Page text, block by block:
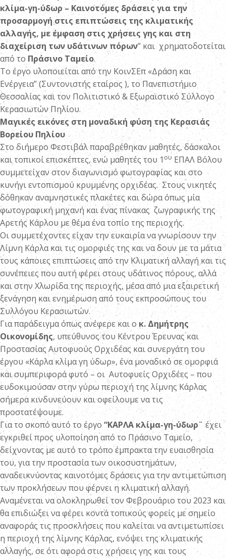
κλίμα-γη-ύδωρ – Καινοτόμες δράσεις για την
προσαρμογή στις επιπτώσεις της κλιματικής
αλλαγής, με έμφαση στις χρήσεις γης και στη
διαχείριση των υδάτινων πόρων” και χρηματοδοτείται
από το Πράσινο Ταμείο.
Το έργο υλοποιείται από την ΚοινΣΕπ «Δράση και
Ενέργεια” (Συντονιστής εταίρος ), το Πανεπιστήμιο
Θεσσαλίας και τον Πολιτιστικό & Εξωραϊστικό Σύλλογο
Κερασιωτών Πηλίου.
Μαγικές εικόνες στη μοναδική φύση της Κερασιάς
Βορείου Πηλίου
Στο διήμερο Φεστιβάλ παραβρέθηκαν μαθητές, δάσκαλοι
και τοπικοί επισκέπτες, ενώ μαθητές του 1ου ΕΠΑΛ Βόλου
συμμετείχαν στον διαγωνισμό φωτογραφίας και στο
κυνήγι εντοπισμού κρυμμένης ορχιδέας. Στους νικητές
δόθηκαν αναμνηστικές πλακέτες και δώρα όπως μία
φωτογραφική μηχανή και ένας πίνακας ζωγραφικής της
Αρετής Κάρλου με θέμα ένα τοπίο της περιοχής.
Οι συμμετέχοντες είχαν την ευκαιρία να γνωρίσουν την
Λίμνη Κάρλα και τις ομορφιές της και να δουν με τα μάτια
τους κάποιες επιπτώσεις από την Κλιματική αλλαγή και τις
συνέπειες που αυτή φέρει στους υδάτινος πόρους, αλλά
και στην Χλωρίδα της περιοχής, μέσα από μια εξαιρετική
ξενάγηση και ενημέρωση από τους εκπροσώπους του
Συλλόγου Κερασιωτών.
Για παράδειγμα όπως ανέφερε και ο κ. Δημήτρης
Οικονομίδης, υπεύθυνος του Κέντρου Έρευνας και
Προστασίας Αυτοφυούς Ορχιδέας και συνεργάτη του
έργου «Κάρλα κλίμα γη ύδωρ», ένα μοναδικό σε ομορφιά
και συμπεριφορά φυτό – οι Αυτοφυείς Ορχιδέες – που
ευδοκιμούσαν στην γύρω περιοχή της λίμνης Κάρλας
σήμερα κινδυνεύουν και οφείλουμε να τις
προστατέψουμε.
Για το σκοπό αυτό το έργο “ΚΑΡΛΑ κλίμα-γη-ύδωρ¨ έχει
εγκριθεί προς υλοποίηση από το Πράσινο Ταμείο,
δείχνοντας με αυτό το τρόπο έμπρακτα την ευαισθησία
του, για την προστασία των οικοσυστημάτων,
αναδεικνύοντας καινοτόμες δράσεις για την αντιμετώπιση
των προκλήσεων που φέρνει η κλιματική αλλαγή.
Αναμένεται να ολοκληρωθεί τον Φεβρουάριο του 2023 και
θα επιδιώξει να φέρει κοντά τοπικούς φορείς με σημείο
αναφοράς τις προσκλήσεις που καλείται να αντιμετωπίσει
η περιοχή της λίμνης Κάρλας, ενόψει της κλιματικής
αλλαγής, σε ότι αφορά στις χρήσεις γης και τους